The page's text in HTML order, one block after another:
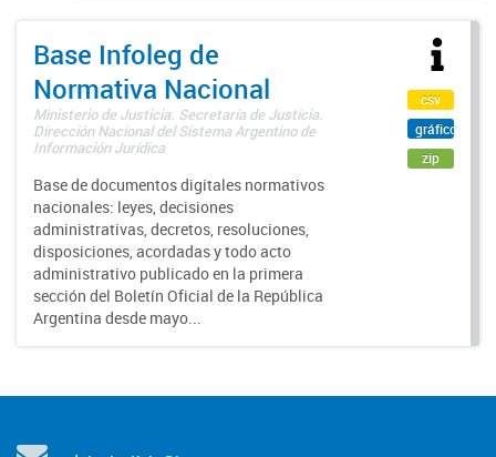
Base Infoleg de
Normativa Nacional
Ministerio de Justicia. Secretaría de Justicia.
Dirección Nacional del Sistema Argentino de
Información Jurídica
Base de documentos digitales normativos
nacionales: leyes, decisiones
administrativas, decretos, resoluciones,
disposiciones, acordadas y todo acto
administrativo publicado en la primera
sección del Boletín Oficial de la República
Argentina desde mayo...
csv
gráfico
zip